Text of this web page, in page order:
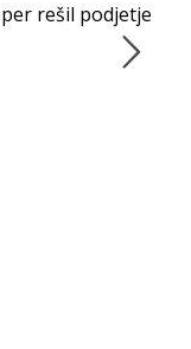
rešil podjetje